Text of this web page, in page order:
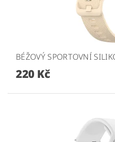
BÉŽOVÝ SPORTOVNÍ
220 Kč